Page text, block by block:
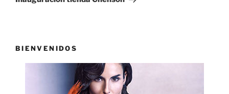
BIENVENIDOS